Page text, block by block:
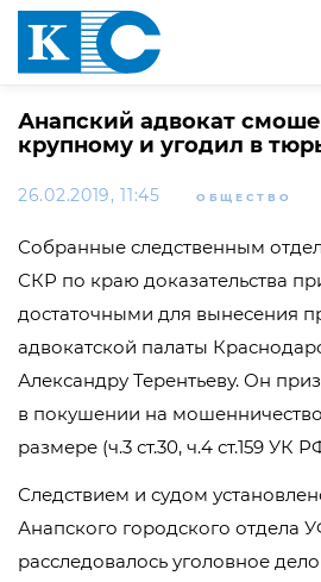
Анапский адвокат
крупному и угодил в
26.02.2019, 11:45 ОБЩЕСТВО
Собранные следственным
СКР по краю доказательства
достаточными для вынесения
адвокатской палаты
Александру Терентьеву. Он
в покушении на
размере (ч.3 ст.30, ч.4 ст.159 УК
Следствием и судом
Анапского городского отдела
расследовалось уголовное